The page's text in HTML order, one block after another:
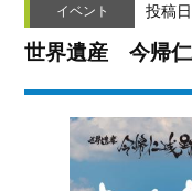
イベント 投稿
世界遺産 今帰